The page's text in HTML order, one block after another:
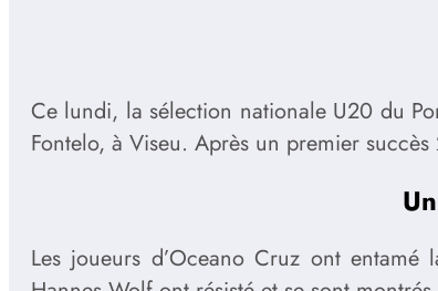
Ce lundi, la sélection nationale U20 du
Fontelo, à Viseu. Après un premier
Les joueurs d’Oceano Cruz ont